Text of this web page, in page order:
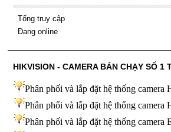
Tổng truy cập
Đang online
HIKVISION - CAMERA BÁN CHẠY SỐ 1
Phân phối và lắp đặt hệ thống camera
Phân phối và lắp đặt hệ thống camera
Phân phối và lắp đặt hệ thống camera